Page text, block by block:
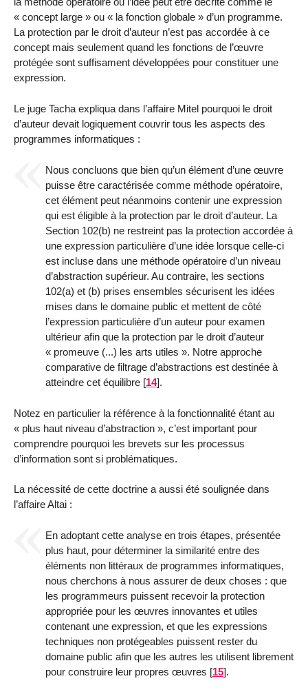
« concept large » ou « la fonction globale » d’un programme.
La protection par le droit d’auteur n’est pas accordée à ce
concept mais seulement quand les fonctions de l’œuvre
protégée sont suffisament développées pour constituer une
expression.
Le juge Tacha expliqua dans l’affaire Mitel pourquoi le droit
d’auteur devait logiquement couvrir tous les aspects des
programmes informatiques :
Nous concluons que bien qu’un élément d’une œuvre
puisse être caractérisée comme méthode opératoire,
cet élément peut néanmoins contenir une expression
qui est éligible à la protection par le droit d’auteur. La
Section 102(b) ne restreint pas la protection accordée à
une expression particulière d’une idée lorsque celle-ci
est incluse dans une méthode opératoire d’un niveau
d’abstraction supérieur. Au contraire, les sections
102(a) et (b) prises ensembles sécurisent les idées
mises dans le domaine public et mettent de côté
l’expression particulière d’un auteur pour examen
ultérieur afin que la protection par le droit d’auteur
« promeuve (...) les arts utiles ». Notre approche
comparative de filtrage d’abstractions est destinée à
atteindre cet équilibre[14].
Notez en particulier la référence à la fonctionnalité étant au
« plus haut niveau d’abstraction », c’est important pour
comprendre pourquoi les brevets sur les processus
d’information sont si problématiques.
La nécessité de cette doctrine a aussi été soulignée dans
l’affaire Altai :
En adoptant cette analyse en trois étapes, présentée
plus haut, pour déterminer la similarité entre des
éléments non littéraux de programmes informatiques,
nous cherchons à nous assurer de deux choses : que
les programmeurs puissent recevoir la protection
appropriée pour les œuvres innovantes et utiles
contenant une expression, et que les expressions
techniques non protégeables puissent rester du
domaine public afin que les autres les utilisent librement
pour construire leur propres œuvres [15].